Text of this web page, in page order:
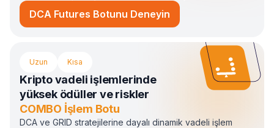
DCA Futures Botunu Deneyin
Uzun Kısa
Kripto vadeli işlemlerinde
yüksek ödüller ve riskler
COMBO İşlem Botu
DCA ve GRID stratejilerine dayalı dinamik vadeli işlem